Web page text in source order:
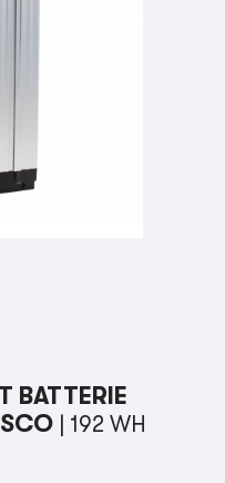
BATTERIE
| 192 WH